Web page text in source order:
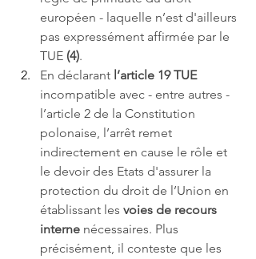
européen - laquelle n’est d'ailleurs
pas expressément affirmée par le
TUE (4).
En déclarant l’article 19 TUE
incompatible avec - entre autres -
l’article 2 de la Constitution
polonaise, l’arrêt remet
indirectement en cause le rôle et
le devoir des Etats d'assurer la
protection du droit de l’Union en
établissant les voies de recours
interne nécessaires. Plus
précisément, il conteste que les